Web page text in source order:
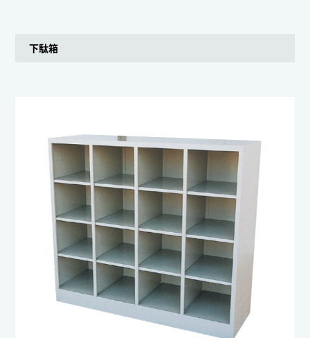
下駄箱